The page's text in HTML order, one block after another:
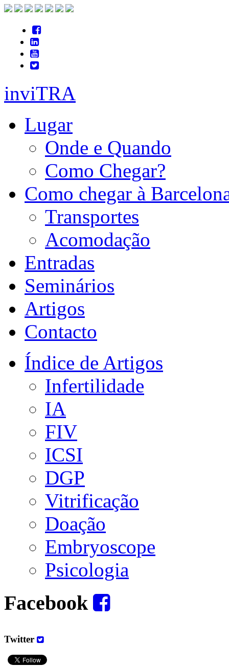
inviTRA
Lugar
Onde e Quando
Como Chegar?
Como chegar à
Transportes
Acomodação
Entradas
Seminários
Artigos
Contacto
Índice de Artigos
Infertilidade
IA
FIV
ICSI
DGP
Vitrificação
Doação
Embryoscope
Psicologia
Facebook
Twitter